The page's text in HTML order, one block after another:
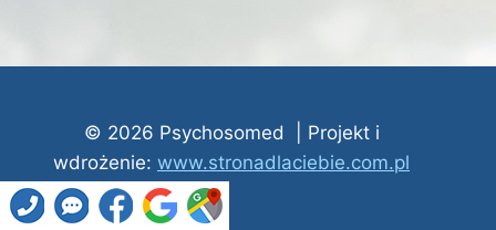
© 2026 Psychosomed | Projekt i
wdrożenie: www.stronadlaciebie.com.pl